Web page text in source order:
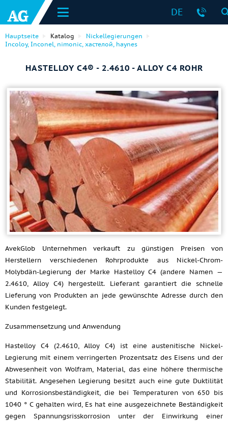
DE
Hauptseite Katalog
Nickellegierungen
Incoloy, Inconel, nimonic, хастелой, haynes
HASTELLOY C4® - 2.4610 - ALLOY C4 ROHR
AvekGlob Unternehmen verkauft zu günstigen Preisen von
Herstellern verschiedenen Rohrprodukte aus Nickel-Chrom-
Molybdän-Legierung der Marke Hastelloy C4 (andere Namen —
2.4610, Alloy C4) hergestellt. Lieferant garantiert die schnelle
Lieferung von Produkten an jede gewünschte Adresse durch den
Kunden festgelegt.
Zusammensetzung und Anwendung
Hastelloy C4 (2.4610, Alloy C4) ist eine austenitische Nickel-
Legierung mit einem verringerten Prozentsatz des Eisens und der
Abwesenheit von Wolfram, Material, das eine höhere thermische
Stabilität. Angesehen Legierung besitzt auch eine gute Duktilität
und Korrosionsbeständigkeit, die bei Temperaturen von 650 bis
1040 ° C gehalten wird, Es hat eine ausgezeichnete Beständigkeit
gegen Spannungsrisskorrosion unter der Einwirkung einer